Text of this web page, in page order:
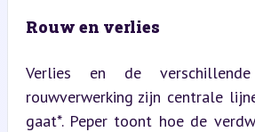
Rouw en verlies
Verlies en de
rouwverwerking zijn centrale
gaat*. Peper toont hoe de